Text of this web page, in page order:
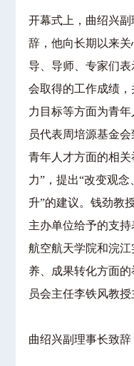
开幕式上，曲绍兴
辞，他向长期以来
导、导师、专家们
会取得的工作成绩
力目标等方面为青
员代表周培源基金
青年人才方面的相
力”，提出“改变观
升”的建议。钱劲教
主办单位给予的支
航空航天学院和浣
养、成果转化方面
员会主任李铁风教授
曲绍兴副理事长致辞